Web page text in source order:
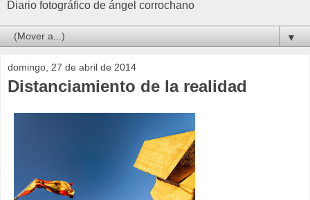
Diario fotográfico de ángel corrochano
▼
domingo, 27 de abril de 2014
Distanciamiento de la realidad